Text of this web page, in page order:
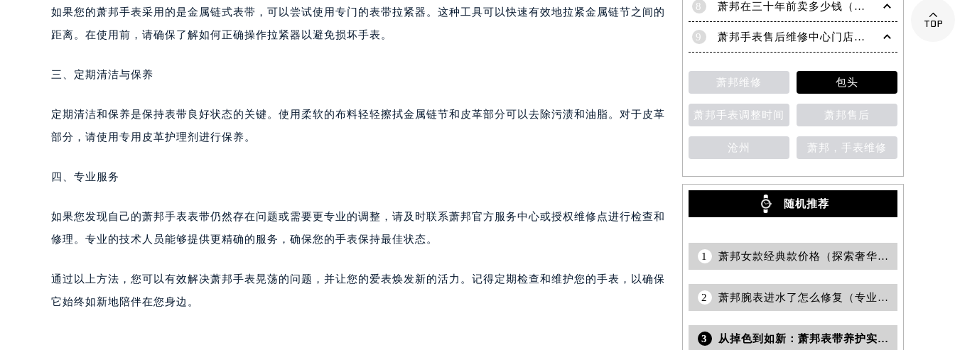
如果您的萧邦手表采用的是金属链式表带，可以尝试使用专门的表带拉紧器。这种工具可以快速有效地拉紧金属链节之间的
距离。在使用前，请确保了解如何正确操作拉紧器以避免损坏手表。
三、定期清洁与保养
定期清洁和保养是保持表带良好状态的关键。使用柔软的布料轻轻擦拭金属链节和皮革部分可以去除污渍和油脂。对于皮革
部分，请使用专用皮革护理剂进行保养。
四、专业服务
如果您发现自己的萧邦手表表带仍然存在问题或需要更专业的调整，请及时联系萧邦官方服务中心或授权维修点进行检查和
修理。专业的技术人员能够提供更精确的服务，确保您的手表保持最佳状态。
通过以上方法，您可以有效解决萧邦手表晃荡的问题，并让您的爱表焕发新的活力。记得定期检查和维护您的手表，以确保
它始终如新地陪伴在您身边。
8 萧邦在三十年前卖多少钱（名表价格变迁的历史洞察）
9 萧邦手表售后维修中心门店地址
萧邦维修 包头
萧邦手表调整时间 萧邦售后
沧州 萧邦，手表维修
随机推荐
1 萧邦女款经典款价格（探索奢华腕表的优雅选择）
2 萧邦腕表进水了怎么修复（专业保养指南与注意事项）
3 从掉色到如新：萧邦表带养护实战经验分享
